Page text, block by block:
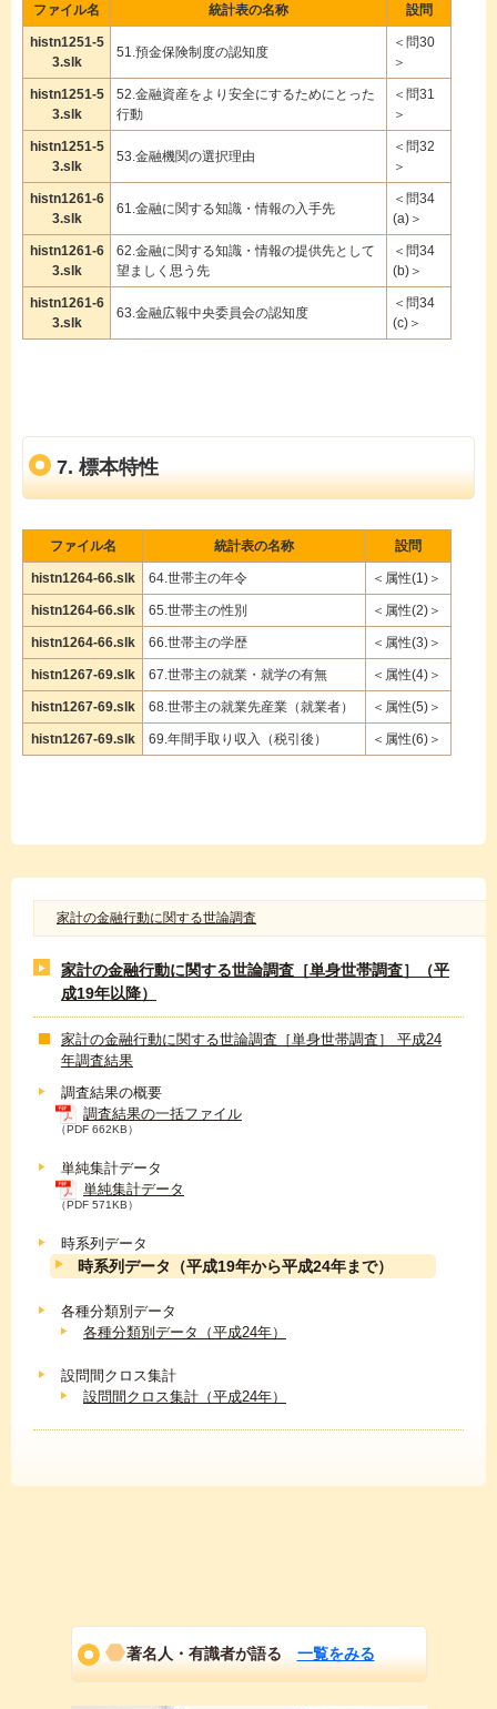
ファイル名 統計表の名称 設問
histn1251-5
3.slk
51.預金保険制度の認知度
＜問30
＞
histn1251-5
3.slk
52.金融資産をより安全にするためにとった
行動
＜問31
＞
histn1251-5
3.slk
53.金融機関の選択理由
＜問32
＞
histn1261-6
3.slk
61.金融に関する知識・情報の入手先
＜問34
(a)＞
histn1261-6
3.slk
62.金融に関する知識・情報の提供先として
望ましく思う先
＜問34
(b)＞
histn1261-6
3.slk
63.金融広報中央委員会の認知度
＜問34
(c)＞
7. 標本特性
ファイル名 統計表の名称 設問
histn1264-66.slk 64.世帯主の年令 ＜属性(1)＞
histn1264-66.slk 65.世帯主の性別 ＜属性(2)＞
histn1264-66.slk 66.世帯主の学歴 ＜属性(3)＞
histn1267-69.slk 67.世帯主の就業・就学の有無 ＜属性(4)＞
histn1267-69.slk 68.世帯主の就業先産業（就業者） ＜属性(5)＞
histn1267-69.slk 69.年間手取り収入（税引後） ＜属性(6)＞
家計の金融行動に関する世論調査
家計の金融行動に関する世論調査［単身世帯調査］（平
成19年以降）
家計の金融行動に関する世論調査［単身世帯調査］ 平成24
年調査結果
調査結果の概要
調査結果の一括ファイル
（PDF 662KB）
単純集計データ
単純集計データ
（PDF 571KB）
時系列データ
時系列データ（平成19年から平成24年まで）
各種分類別データ
各種分類別データ（平成24年）
設問間クロス集計
設問間クロス集計（平成24年）
著名人・有識者が語る 一覧をみる